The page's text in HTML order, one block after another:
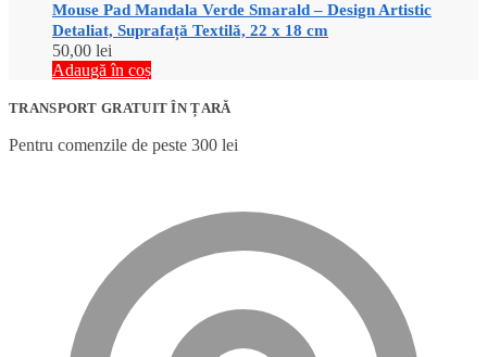
Mouse Pad Mandala Verde Smarald – Design Artistic
Detaliat, Suprafață Textilă, 22 x 18 cm
50,00 lei
Adaugă în coș
TRANSPORT GRATUIT ÎN ȚARĂ
Pentru comenzile de peste 300 lei